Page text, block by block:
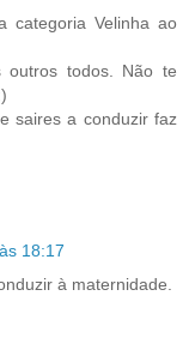
categoria Velinha ao
outros todos. Não te
saires a conduzir faz
18:17
à maternidade.